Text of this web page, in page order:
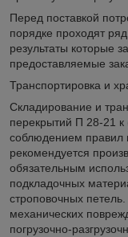
Перед поставкой
порядке проходят
результаты которые
предоставляемые
Транспортировка и
Складирование и
перекрытий П 28-21
соблюдением правил
рекомендуется
обязательным
подкладочных
строповочных
механических
погрузочно-